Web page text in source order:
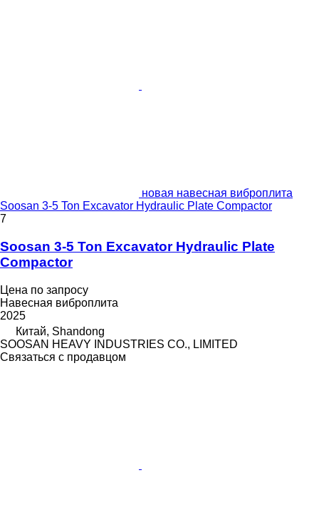
новая навесная виброплита
Soosan 3-5 Ton Excavator Hydraulic Plate Compactor
7
Soosan 3-5 Ton Excavator Hydraulic Plate
Compactor
Цена по запросу
Навесная виброплита
2025
Китай, Shandong
SOOSAN HEAVY INDUSTRIES CO., LIMITED
Связаться с продавцом